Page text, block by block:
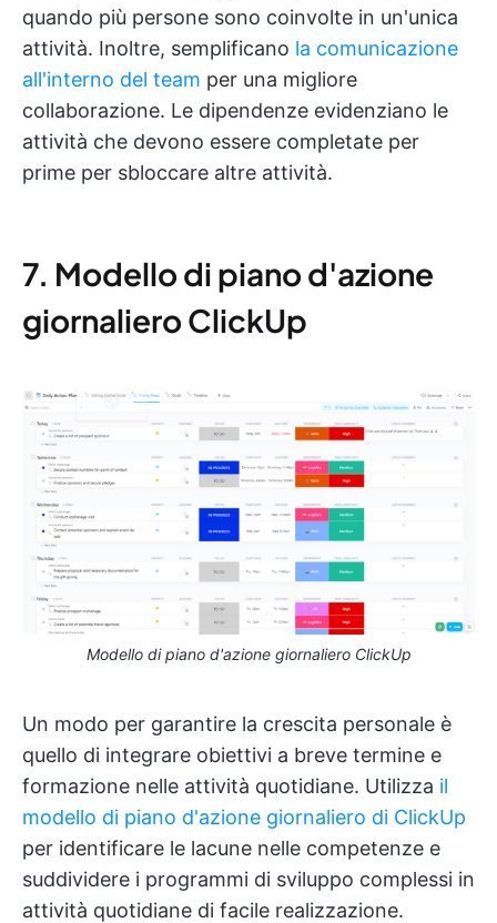
quando più persone sono coinvolte in un'unica
attività. Inoltre, semplificano la comunicazione
all'interno del team per una migliore
collaborazione. Le dipendenze evidenziano le
attività che devono essere completate per
prime per sbloccare altre attività.
7. Modello di piano d'azione
giornaliero ClickUp
Modello di piano d'azione giornaliero ClickUp
Un modo per garantire la crescita personale è
quello di integrare obiettivi a breve termine e
formazione nelle attività quotidiane. Utilizza il
modello di piano d'azione giornaliero di ClickUp
per identificare le lacune nelle competenze e
suddividere i programmi di sviluppo complessi in
attività quotidiane di facile realizzazione.